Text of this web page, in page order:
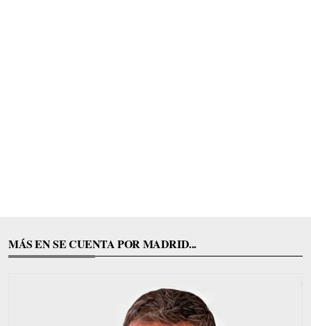
MÁS EN SE CUENTA POR MADRID...